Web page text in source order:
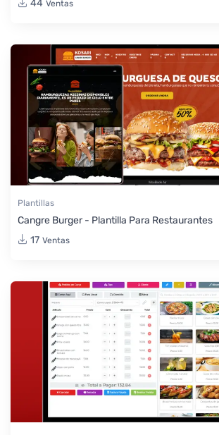
44 Ventas
Plantillas
Cangre Burger - Plantilla Para Restaurantes
17 Ventas